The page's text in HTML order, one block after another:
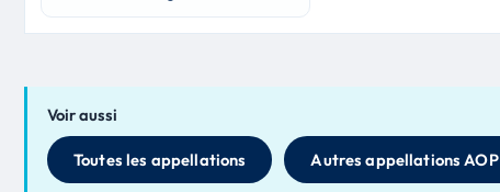
Voir aussi
Toutes les appellations Autres appellations AOP